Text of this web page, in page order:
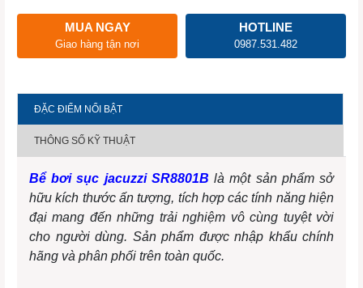
MUA NGAY
Giao hàng tận nơi
HOTLINE
0987.531.482
ĐẶC ĐIỂM NỔI BẬT
THÔNG SỐ KỸ THUẬT
Bể bơi sục jacuzzi SR8801B là một sản phẩm sở
hữu kích thước ấn tượng, tích hợp các tính năng hiện
đại mang đến những trải nghiệm vô cùng tuyệt vời
cho người dùng. Sản phẩm được nhập khẩu chính
hãng và phân phối trên toàn quốc.